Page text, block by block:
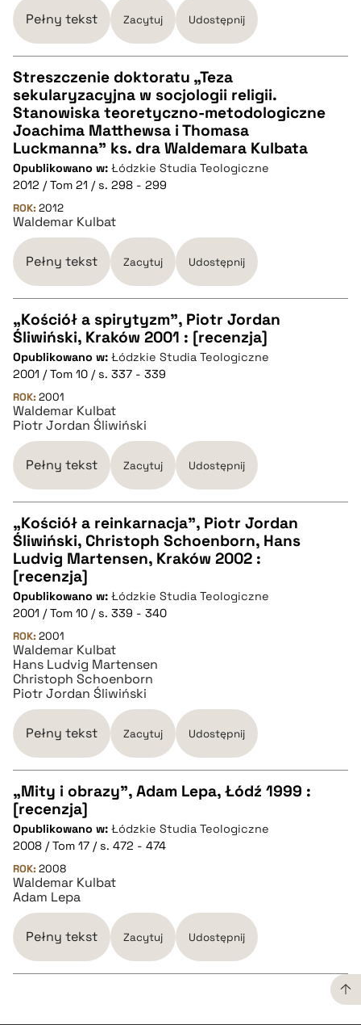
pobierz cytat
Pełny tekst Zacytuj Udostępnij
CZYSTY TEKST
pobierz cytat
BIBTEX
pobierz cytat
Streszczenie doktoratu „Teza
sekularyzacyjna w socjologii religii.
Stanowiska teoretyczno-metodologiczne
Joachima Matthewsa i Thomasa
Luckmanna” ks. dra Waldemara Kulbata
Opublikowano w: Łódzkie Studia Teologiczne
2012 / Tom 21 / s. 298 - 299
ROK: 2012
Waldemar Kulbat
Pełny tekst Zacytuj Udostępnij
CZYSTY TEKST
pobierz cytat
BIBTEX
pobierz cytat
„Kościół a spirytyzm”, Piotr Jordan
Śliwiński, Kraków 2001 : [recenzja]
Opublikowano w: Łódzkie Studia Teologiczne
2001 / Tom 10 / s. 337 - 339
ROK: 2001
Waldemar Kulbat
Piotr Jordan Śliwiński
Pełny tekst Zacytuj Udostępnij
CZYSTY TEKST
pobierz cytat
BIBTEX
pobierz cytat
„Kościół a reinkarnacja”, Piotr Jordan
Śliwiński, Christoph Schoenborn, Hans
Ludvig Martensen, Kraków 2002 :
[recenzja]
Opublikowano w: Łódzkie Studia Teologiczne
2001 / Tom 10 / s. 339 - 340
ROK: 2001
Waldemar Kulbat
Hans Ludvig Martensen
Christoph Schoenborn
Piotr Jordan Śliwiński
Pełny tekst Zacytuj Udostępnij
CZYSTY TEKST
pobierz cytat
BIBTEX
pobierz cytat
„Mity i obrazy”, Adam Lepa, Łódź 1999 :
[recenzja]
Opublikowano w: Łódzkie Studia Teologiczne
2008 / Tom 17 / s. 472 - 474
ROK: 2008
Waldemar Kulbat
Adam Lepa
Pełny tekst Zacytuj Udostępnij